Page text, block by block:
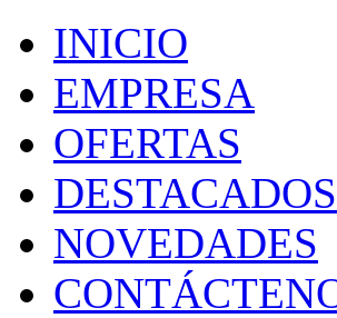
INICIO
EMPRESA
OFERTAS
DESTACADOS
NOVEDADES